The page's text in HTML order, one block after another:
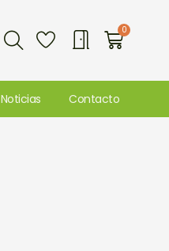
Buscar 0
Noticias Contacto